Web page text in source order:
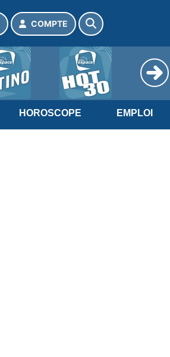
COMPTE
HOROSCOPE EMPLOI